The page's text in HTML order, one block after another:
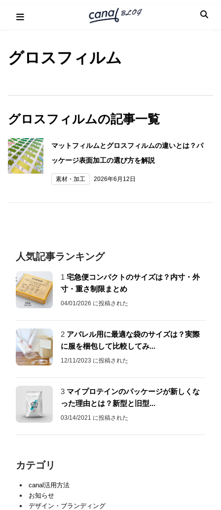
グロスフィルム
グロスフィルムの記事一覧
マットフィルムとグロスフィルムの違いとは？パ
ッケージ表面加工の選び方を解説
素材・加工 2026年6月12日
人気記事ランキング
1 宅急便コンパクトのサイズは？内寸・外
寸・重さ制限まとめ
04/01/2026 に投稿された
2 アパレル用に最適な袋のサイズは？実際
に服を梱包して比較してみ...
12/11/2023 に投稿された
3 マイプロテインのパッケージが新しくな
った理由とは？新型と旧型...
03/14/2021 に投稿された
カテゴリ
canal活用方法
お知らせ
デザイン・ブランディング